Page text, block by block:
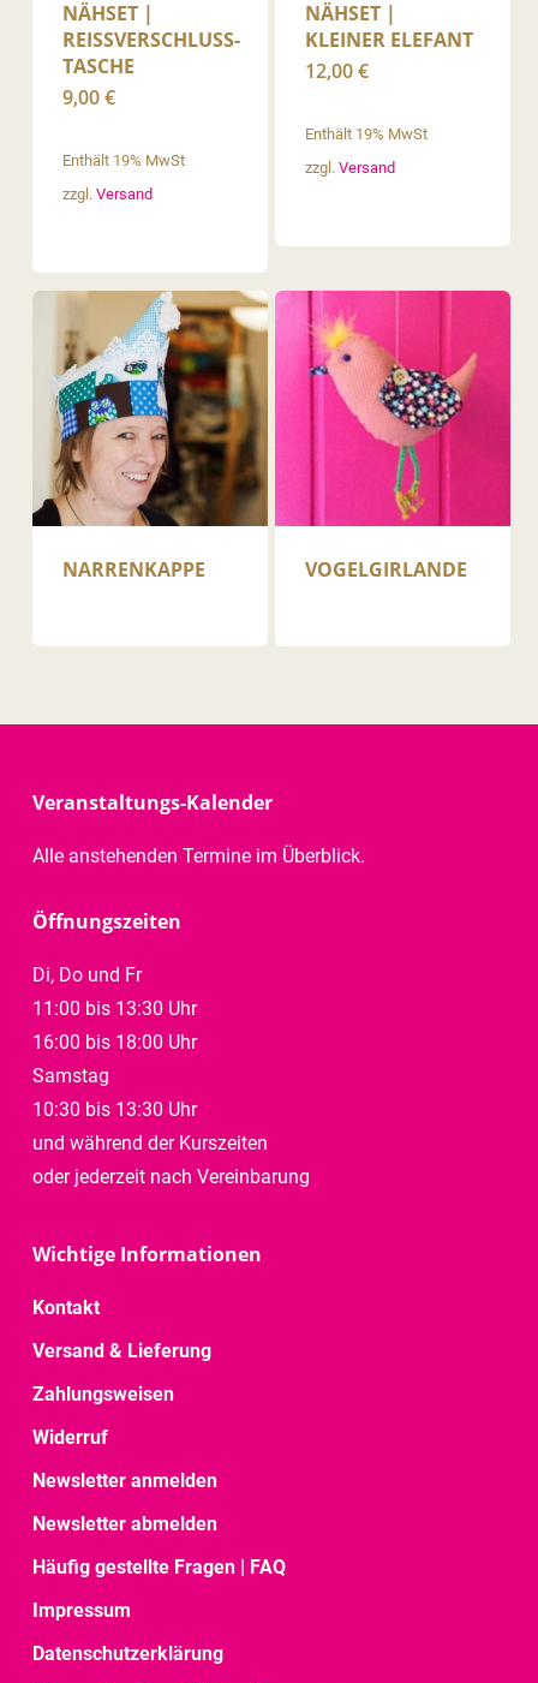
NÄHSET |
REISSVERSCHLUSS-T
ASCHE
9,00€
Enthält 19% MwSt
zzgl. Versand
NÄHSET |
KLEINER ELEFANT
12,00€
Enthält 19% MwSt
zzgl. Versand
NARRENKAPPE VOGEL­GIRLANDE
Veranstaltungs-Kalender
Alle anstehenden Termine im Überblick.
Öffnungszeiten
Di, Do und Fr
11:00 bis 13:30 Uhr
16:00 bis 18:00 Uhr
Samstag
10:30 bis 13:30 Uhr
und während der Kurszeiten
oder jederzeit nach Vereinbarung
Wichtige Informationen
Kontakt
Versand & Lieferung
Zahlungsweisen
Widerruf
Newsletter anmelden
Newsletter abmelden
Häufig gestellte Fragen | FAQ
Impressum
Datenschutzerklärung